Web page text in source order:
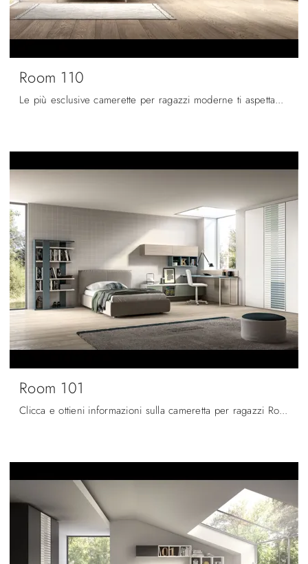
Room 110
Le più esclusive camerette per ragazzi moderne ti aspettano! Scopri il modello Room 110 di Zg Mobili.
Room 101
Clicca e ottieni informazioni sulla cameretta per ragazzi Room 101! Le Camerette componibili Zg Mobili ti aspettano.